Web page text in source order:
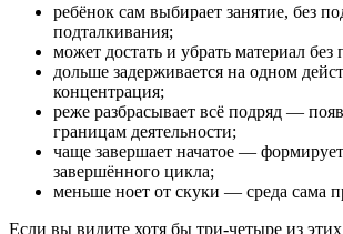
ребёнок сам выбирает занятие, без
подталкивания;
может достать и убрать материал
дольше задерживается на одном
концентрация;
реже разбрасывает всё подряд —
границам деятельности;
чаще завершает начатое —
завершённого цикла;
меньше ноет от скуки — среда сама
Если вы видите хотя бы три-четыре из